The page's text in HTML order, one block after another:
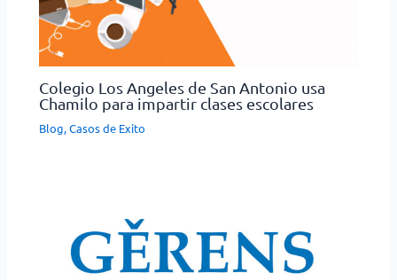
Colegio Los Angeles de San Antonio usa
Chamilo para impartir clases escolares
Blog,Casos de Exito